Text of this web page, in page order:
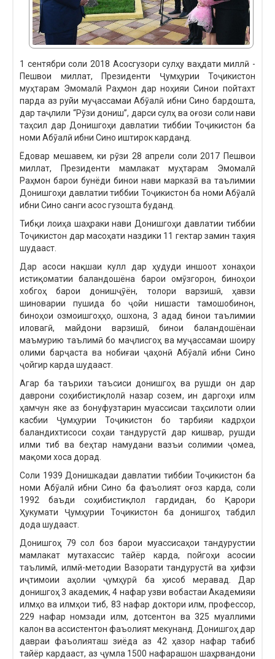
1 сентябри соли 2018 Асосгузори сулҳу ваҳдати миллӣ -
Пешвои миллат, Президенти Ҷумҳурии Тоҷикистон
муҳтарам Эмомалӣ Раҳмон дар ноҳияи Синои пойтахт
парда аз руйи муҷассамаи Абӯалӣ ибни Сино бардошта,
дар таҷлили “Рӯзи дониш”, дарси сулҳ ва оғози соли нави
таҳсил дар Донишгоҳи давлатии тиббии Тоҷикистон ба
номи Абӯалӣ ибни Сино иштирок карданд.
Ёдовар мешавем, ки рӯзи 28 апрели соли 2017 Пешвои
миллат, Президенти мамлакат муҳтарам Эмомалӣ
Раҳмон барои бунёди бинои нави марказӣ ва таълимии
Донишгоҳи давлатии тиббии Тоҷикистон ба номи Абӯалӣ
ибни Сино санги асос гузошта буданд.
Тибқи лоиҳа шаҳраки нави Донишгоҳи давлатии тиббии
Тоҷикистон дар масоҳати наздики 11 гектар замин таҳия
шудааст.
Дар асоси нақшаи кулл дар ҳудуди иншоот хонаҳои
истиқоматии баландошёна барои омӯзгорон, биноҳои
хобгоҳ барои донишҷӯён, толори варзишӣ, ҳавзи
шиноварии пушида бо ҷойи нишасти тамошобинон,
биноҳои озмоишгоҳҳо, ошхона, 3 адад бинои таълимии
иловагӣ, майдони варзишӣ, бинои баландошёнаи
маъмурию таълимӣ бо маҷлисгоҳ ва муҷассамаи шоиру
олими барҷаста ва нобиғаи ҷаҳонӣ Абӯалӣ ибни Сино
ҷойгир карда шудааст.
Агар ба таърихи таъсиси донишгоҳ ва рушди он дар
даврони соҳибистиқлолӣ назар созем, ин даргоҳи илм
ҳамчун яке аз бонуфузтарин муассисаи таҳсилоти олии
касбии Ҷумҳурии Тоҷикистон бо тарбияи кадрҳои
баландихтисоси соҳаи тандурустӣ дар кишвар, рушди
илми тиб ва беҳтар намудани вазъи солимии ҷомеа,
мақоми хоса дорад.
Соли 1939 Донишкадаи давлатии тиббии Тоҷикистон ба
номи Абӯалӣ ибни Сино ба фаъолият оғоз карда, соли
1992 баъди соҳибистиқлол гардидан, бо Қарори
Ҳукумати Ҷумҳурии Тоҷикистон ба донишгоҳ табдил
дода шудааст.
Донишгоҳ 79 сол боз барои муассисаҳои тандурустии
мамлакат мутахассис тайёр карда, пойгоҳи асосии
таълимӣ, илмӣ-методии Вазорати тандурустӣ ва ҳифзи
иҷтимоии аҳолии ҷумҳурӣ ба ҳисоб меравад. Дар
донишгоҳ 3 академик, 4 нафар узви вобастаи Академияи
илмҳо ва илмҳои тиб, 83 нафар доктори илм, профессор,
229 нафар номзади илм, дотсентон ва 325 муаллими
калон ва ассистентон фаъолият мекунанд. Донишгоҳ дар
давраи фаъолияташ зиёда аз 42 ҳазор нафар табиб
тайёр кардааст, аз ҷумла 1500 нафарашон шаҳрвандони